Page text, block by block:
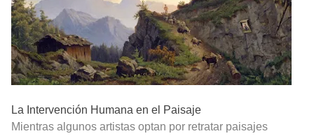
La Intervención Humana en el Paisaje
Mientras algunos artistas optan por retratar paisajes